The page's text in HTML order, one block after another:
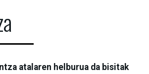
atalaren helburua da bisitak